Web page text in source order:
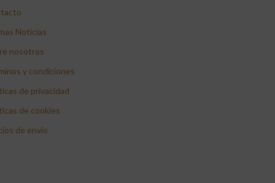
Noticias
nosotros
y condiciones
de privacidad
de cookies
de envío